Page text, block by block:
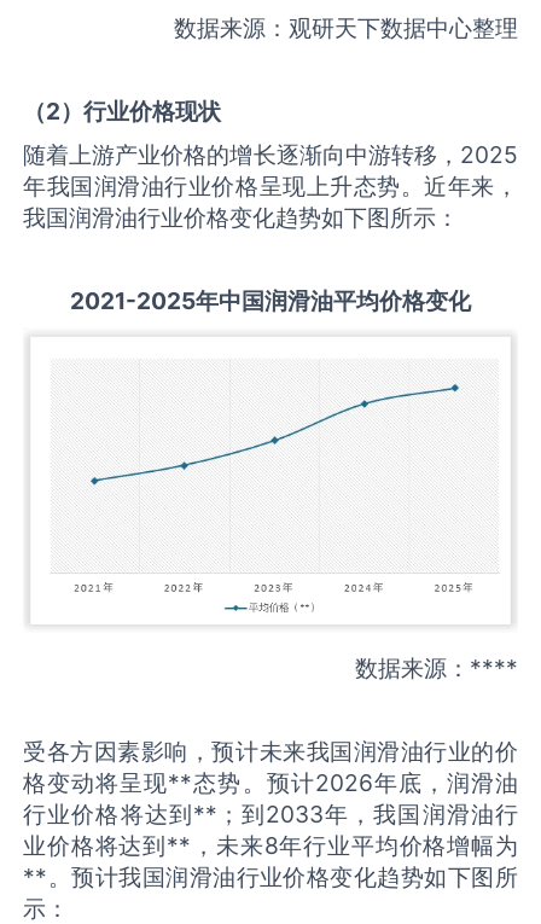
数据来源：观研天下数据中心整理
（2）行业价格现状
随着上游产业价格的增长逐渐向中游转移，2025
年我国润滑油行业价格呈现上升态势。近年来，
我国润滑油行业价格变化趋势如下图所示：
2021-2025年中国润滑油平均价格变化
数据来源：****
受各方因素影响，预计未来我国润滑油行业的价
格变动将呈现**态势。预计2026年底，润滑油
行业价格将达到**；到2033年，我国润滑油行
业价格将达到**，未来8年行业平均价格增幅为
**。预计我国润滑油行业价格变化趋势如下图所
示：